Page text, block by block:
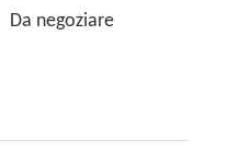
Da negoziare